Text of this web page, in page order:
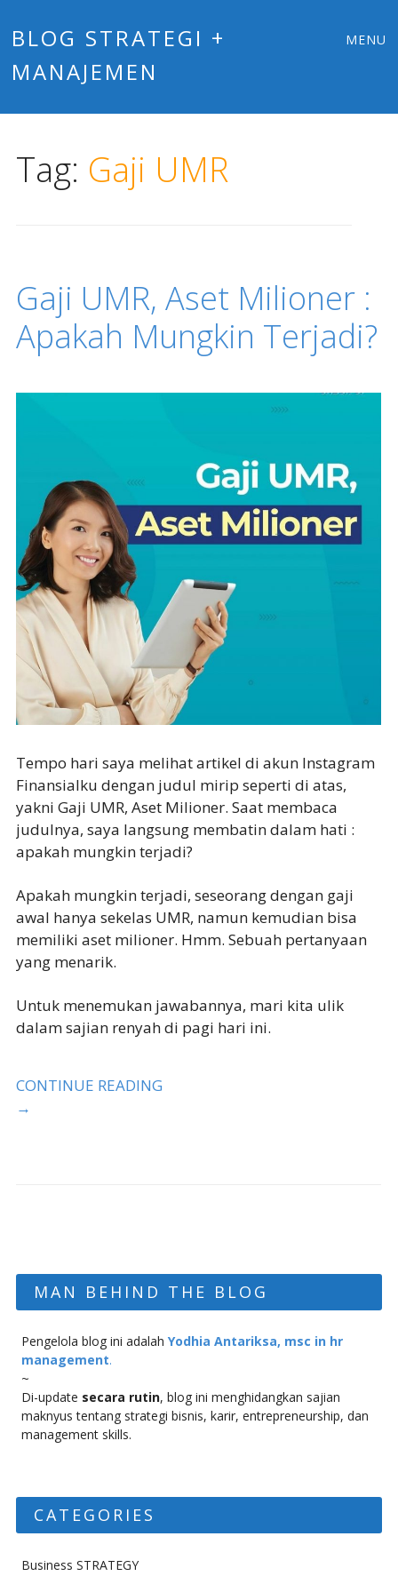
BLOG STRATEGI +
MANAJEMEN
MENU
Tag: Gaji UMR
Gaji UMR, Aset Milioner :
Apakah Mungkin Terjadi?
Tempo hari saya melihat artikel di akun Instagram
Finansialku dengan judul mirip seperti di atas,
yakni Gaji UMR, Aset Milioner. Saat membaca
judulnya, saya langsung membatin dalam hati :
apakah mungkin terjadi?
Apakah mungkin terjadi, seseorang dengan gaji
awal hanya sekelas UMR, namun kemudian bisa
memiliki aset milioner. Hmm. Sebuah pertanyaan
yang menarik.
Untuk menemukan jawabannya, mari kita ulik
dalam sajian renyah di pagi hari ini.
CONTINUE READING
→
MAN BEHIND THE BLOG
Pengelola blog ini adalah Yodhia Antariksa, msc in hr
management.
~
Di-update secara rutin, blog ini menghidangkan sajian
maknyus tentang strategi bisnis, karir, entrepreneurship, dan
management skills.
CATEGORIES
Business STRATEGY